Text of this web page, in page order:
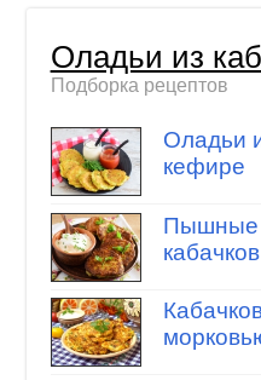
Оладьи из
Подборка рецептов
Оладьи
кефире
Пышные